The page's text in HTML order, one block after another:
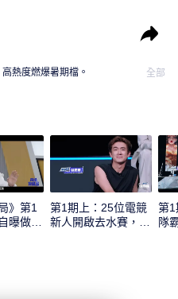
熱度燃爆暑期檔。 全部
》第1
曝做
第1期上：25位電競
新人開啟去水賽，誰
第1
隊